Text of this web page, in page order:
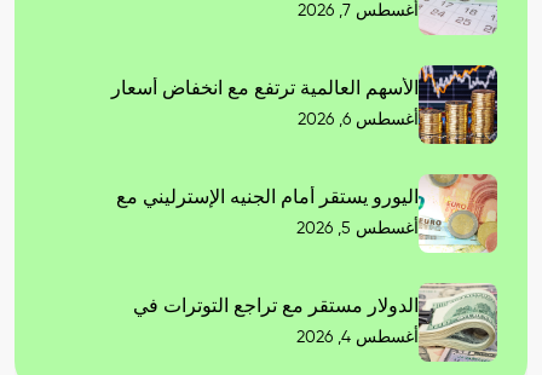
أغسطس 7, 2026
الأسهم العالمية ترتفع مع انخفاض أسعار
أغسطس 6, 2026
اليورو يستقر أمام الجنيه الإسترليني مع
أغسطس 5, 2026
الدولار مستقر مع تراجع التوترات في
أغسطس 4, 2026